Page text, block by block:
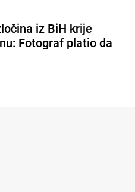
iz BiH krije
Fotograf platio da